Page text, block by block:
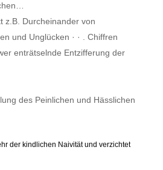
z.B. Durcheinander von
und Unglücken · · . Chiffren
enträtselnde Entzifferung der
des Peinlichen und Hässlichen
der kindlichen Naivität und verzichtet